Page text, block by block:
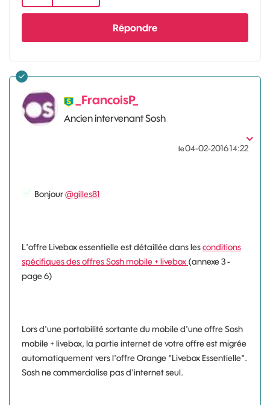
Répondre
_FrancoisP_
Ancien intervenant Sosh
le‎04-02-201614:22
Bonjour@gilles81
L'offre Livebox essentielle est détaillée dans lesconditions
spécifiques des offres Sosh mobile + livebox (annexe 3 -
page 6)
Lors d'une portabilité sortante du mobile d'une offre Sosh
mobile + livebox, la partie internet de votre offre est migrée
automatiquement vers l'offre Orange "Livebox Essentielle".
Sosh ne commercialise pas d'internet seul.